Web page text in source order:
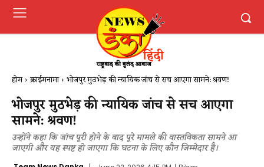
होम क्राईमनामा भोजपुर मुठभेड़ की न्यायिक जांच से सच आएगा सामने: श्रवण!
भोजपुर मुठभेड़ की न्यायिक जांच से सच आएगा
सामने: श्रवण!
उन्होंने कहा कि जांच पूरी होने के बाद पूरे मामले की वास्तविकता सामने आ
जाएगी और यह स्पष्ट हो जाएगा कि घटना के लिए कौन जिम्मेदार है।